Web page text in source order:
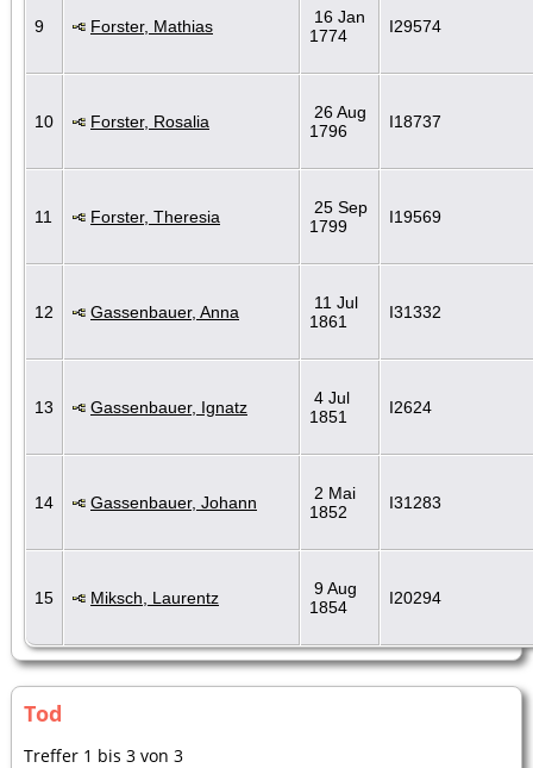
9 Forster, Mathias
16 Jan
1774
I29574
10 Forster, Rosalia
26 Aug
1796
I18737
11 Forster, Theresia
25 Sep
1799
I19569
12 Gassenbauer, Anna
11 Jul
1861
I31332
13 Gassenbauer, Ignatz
4 Jul
1851
I2624
14 Gassenbauer, Johann
2 Mai
1852
I31283
15 Miksch, Laurentz
9 Aug
1854
I20294
Tod
Treffer 1 bis 3 von 3